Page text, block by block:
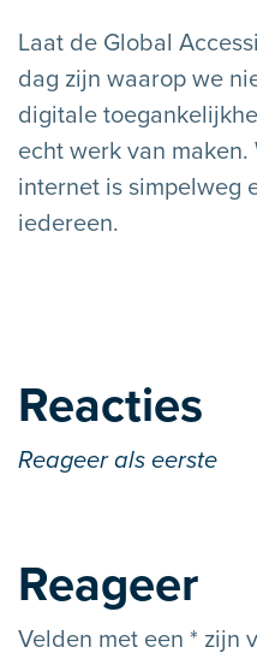
Laat de Global
dag zijn waarop we
digitale
echt werk van
internet is simpelweg
iedereen.
Reacties
Reageer als eerste
Reageer
Velden met een * zijn